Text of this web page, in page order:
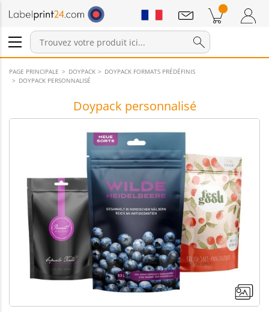
Connexion / Inscription
Produits dans le panier
Annonces
PAGE PRINCIPALE DOYPACK
DOYPACK FORMATS PRÉDÉFINIS
DOYPACK PERSONNALISÉ
Doypack personnalisé